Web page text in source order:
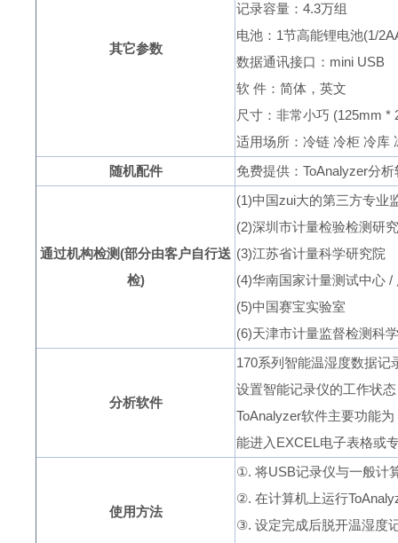
其它参数
记录容量： 4.3万组
电池： 1节高能锂电池(1/
数据通讯接口： mini USB
软 件：简体，英文
尺寸：非常小巧 (125mm *
适用场所：冷链 冷柜 冷库
随机配件
免费提供： ToAnalyzer分析
通过机构检测(部分由客户自行送
检)
(1)中国zui大的第三方专业
(2)深圳市计量检验检测研
(3)江苏省计量科学研究院
(4)华南国家计量测试中心 /
(5)中国赛宝实验室
(6)天津市计量监督检测科
分析软件
170系列智能温湿度数据记
设置智能记录仪的工作状
ToAnalyzer软件主要功能
能进入 EXCEL电子表格或
使用方法
①. 将USB记录仪与一般计
②. 在计算机上运行
③. 设定完成后脱开温湿度